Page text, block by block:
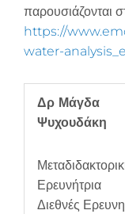
παρουσιάζονται
https://
water-
Δρ Μάγδα
Ψυχουδάκη
Ερευνήτρια
Διεθνές